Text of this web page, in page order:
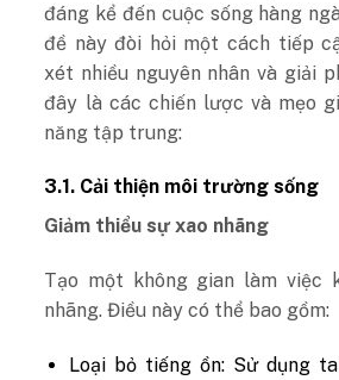
đáng kể đến cuộc sống hàng
đề này đòi hỏi một cách tiếp
xét nhiều nguyên nhân và giải
đây là các chiến lược và mẹo
năng tập trung:
3.1. Cải thiện môi trường sống
Giảm thiểu sự xao nhãng
Tạo một không gian làm việc
nhãng. Điều này có thể bao gồm:
Loại bỏ tiếng ồn: Sử dụng